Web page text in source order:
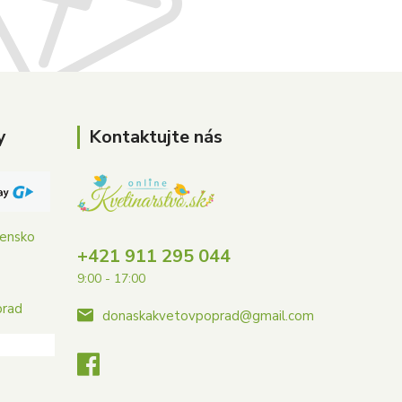
Kontaktujte nás
+421 911 295 044
9:00 - 17:00
donaskakvetovpoprad@gmail.com